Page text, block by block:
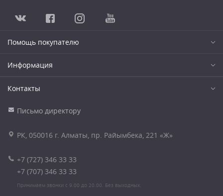
Помощь покупателю
Информация
Контакты
Письмо директору
РК, 050016 г. Алматы, пр. Райымбека, 221 «Ж»
+7 (727) 346 33 33
+7 (707) 346 33 33
Принимаем звонки с 9.00 до 20.00. Без выходных.